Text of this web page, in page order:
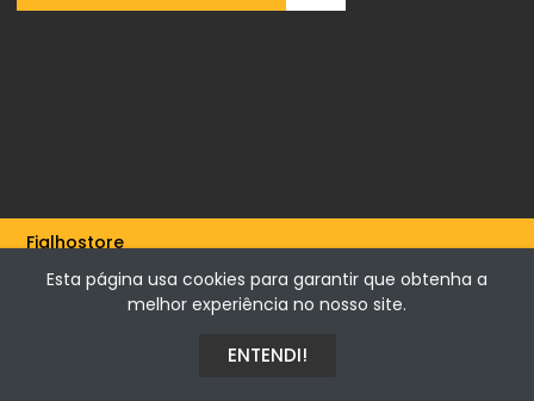
Fialhostore
Fialho & Irmão,Lda. | Horta de Barreiros 7005-208 Évora -
Portugal | NIF 500115206
Esta página usa cookies para garantir que obtenha a
melhor experiência no nosso site.
ENTENDI!